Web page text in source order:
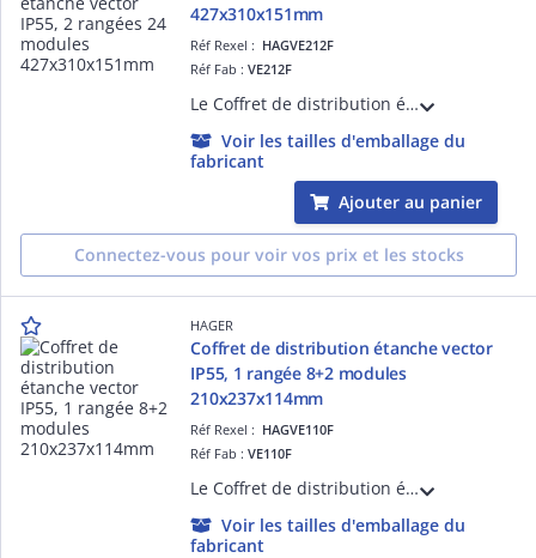
427x310x151mm
Réf Rexel : HAGVE212F
Réf Fab :VE212F
Le Coffret de distribution étanche vector Hager, avec ses 2 rangées de 12 modules, est idéal pour les installations en saillie, IP55 ou IP65. Ce coffret offre ainsi une solution fiable et durable pour la distribution électrique.
Voir les tailles d'emballage du
fabricant
Ajouter au panier
Connectez-vous pour voir vos prix et les stocks
HAGER
Coffret de distribution étanche vector
IP55, 1 rangée 8+2 modules
210x237x114mm
Réf Rexel : HAGVE110F
Réf Fab :VE110F
Le Coffret de distribution étanche vector Hager, avec sa rangée de 8+2 modules, est idéal pour les installations en saillie, IP55 ou IP65. Ce coffret offre une solution fiable et durable pour la distribution électrique.
Voir les tailles d'emballage du
fabricant